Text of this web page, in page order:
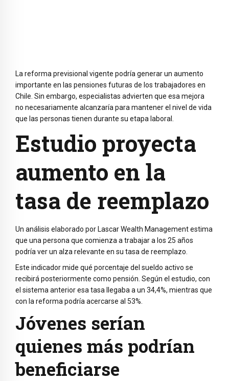
La reforma previsional vigente podría generar un aumento
importante en las pensiones futuras de los trabajadores en
Chile. Sin embargo, especialistas advierten que esa mejora
no necesariamente alcanzaría para mantener el nivel de vida
que las personas tienen durante su etapa laboral.
Estudio proyecta
aumento en la
tasa de reemplazo
Un análisis elaborado por Lascar Wealth Management estima
que una persona que comienza a trabajar a los 25 años
podría ver un alza relevante en su tasa de reemplazo.
Este indicador mide qué porcentaje del sueldo activo se
recibirá posteriormente como pensión. Según el estudio, con
el sistema anterior esa tasa llegaba a un 34,4%, mientras que
con la reforma podría acercarse al 53%.
Jóvenes serían
quienes más podrían
beneficiarse